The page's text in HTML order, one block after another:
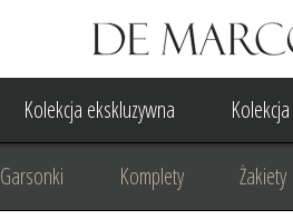
Kolekcja ekskluzywna
Garsonki Komplety Żakiety